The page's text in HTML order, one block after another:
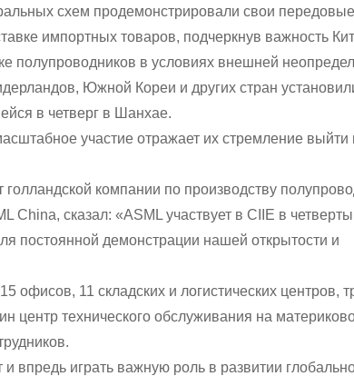
схем продемонстрировали свои
импортных товаров, подчеркнув важность
полупроводников в условиях внешней
Южной Кореи и других стран
в четверг в Шанхае.
участие отражает их стремление
компании по производству
China, сказал: «ASML участвует в CIIE в
постоянной демонстрации нашей открытости и
офисов, 11 складских и логистических центров,
центр технического обслуживания на
впредь играть важную роль в развитии